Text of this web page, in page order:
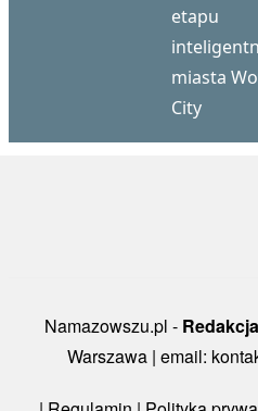
etapu
miasta
City
Namazowszu.pl -
Warszawa | email: